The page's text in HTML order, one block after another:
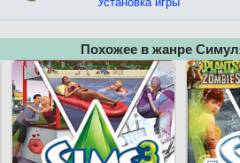
Похожее в жанре